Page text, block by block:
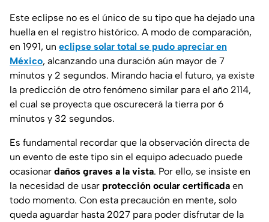
Este eclipse no es el único de su tipo que ha dejado una
huella en el registro histórico. A modo de comparación,
en 1991, un eclipse solar total se pudo apreciar en
México, alcanzando una duración aún mayor de 7
minutos y 2 segundos. Mirando hacia el futuro, ya existe
la predicción de otro fenómeno similar para el año 2114,
el cual se proyecta que oscurecerá la tierra por 6
minutos y 32 segundos.
Es fundamental recordar que la observación directa de
un evento de este tipo sin el equipo adecuado puede
ocasionar daños graves a la vista. Por ello, se insiste en
la necesidad de usar protección ocular certificada en
todo momento. Con esta precaución en mente, solo
queda aguardar hasta 2027 para poder disfrutar de la